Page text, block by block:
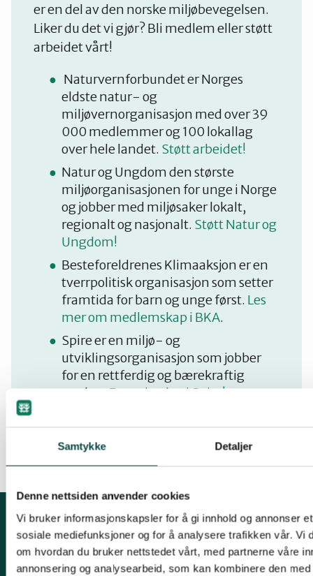
Samtykke Detaljer
Denne nettsiden anvender cookies
Vi bruker informasjonskapsler for å gi innhold og annonser
sosiale mediefunksjoner og for å analysere trafikken vår. Vi
om hvordan du bruker nettstedet vårt, med partnerne våre
annonsering og analysearbeid, som kan kombinere den
er en del av den norske miljøbevegelsen.
Liker du det vi gjør? Bli medlem eller støtt
arbeidet vårt!
Naturvernforbundet er Norges
eldste natur- og
miljøvernorganisasjon med over 39
000 medlemmer og 100 lokallag
over hele landet. Støtt arbeidet!
Natur og Ungdom den største
miljøorganisasjonen for unge i Norge
og jobber med miljøsaker lokalt,
regionalt og nasjonalt. Støtt Natur og
Ungdom!
Besteforeldrenes Klimaaksjon er en
tverrpolitisk organisasjon som setter
framtida for barn og unge først. Les
mer om medlemskap i BKA.
Spire er en miljø- og
utviklingsorganisasjon som jobber
for en rettferdig og bærekraftig
verden.Engasjer deg i Spire!
Kontakt oss
Mariboes gate 8, 0183 Oslo